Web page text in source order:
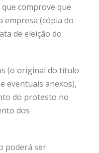
comprove que
empresa (cópia do
de eleição do
(o original do título
eventuais anexos),
do protesto no
dos
poderá ser